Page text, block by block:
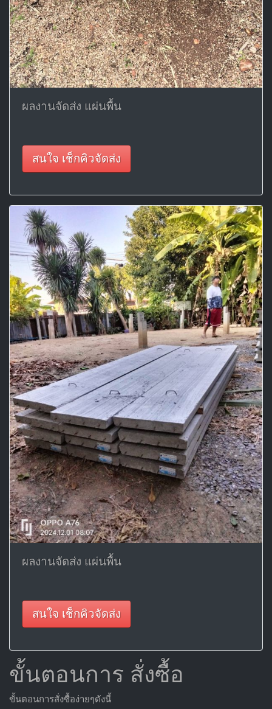
ผลงานจัดส่ง แผ่นพื้น
สนใจ เช็กคิวจัดส่ง
ผลงานจัดส่ง แผ่นพื้น
สนใจ เช็กคิวจัดส่ง
ขั้นตอนการ สั่งซื้อ
ขั้นตอนการสั่งซื้อง่ายๆดังนี้